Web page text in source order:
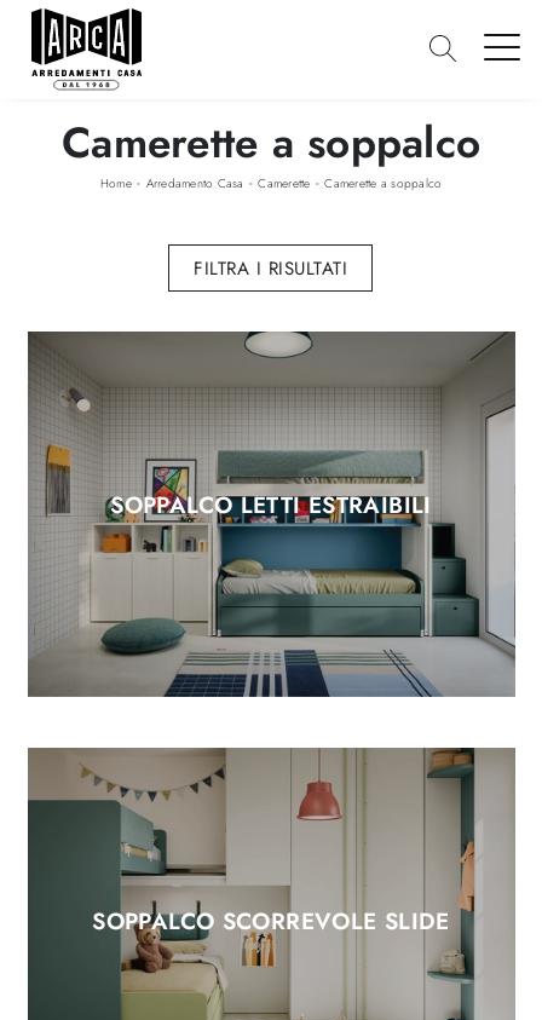
Camerette a soppalco
Home- Arredamento Casa -Camerette -Camerette a soppalco
FILTRA I RISULTATI
SOPPALCO LETTI ESTRAIBILI
SOPPALCO SCORREVOLE SLIDE